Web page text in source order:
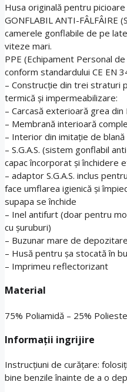
Husa originală pentru picioare
GONFLABIL ANTI-FÂLFÂIRE
camerele gonflabile de pe
viteze mari.
PPE (Echipament Personal
conform standardului CE EN
– Construcție din trei straturi
termică și impermeabilizare:
– Carcasă exterioară grea
– Membrană interioară
– Interior din imitație de blană
– S.G.A.S. (sistem gonflabil
capac încorporat și închidere
– adaptor S.G.A.S. inclus
face umflarea igienică și
supapa se închide
– Inel antifurt (doar pentru
cu șuruburi)
– Buzunar mare de depozitare
– Husă pentru șa stocată în
– Imprimeu reflectorizant
Material
75% Poliamidă – 25%
Informații ingrijire
Instrucțiuni de curățare:
bine benzile înainte de a o